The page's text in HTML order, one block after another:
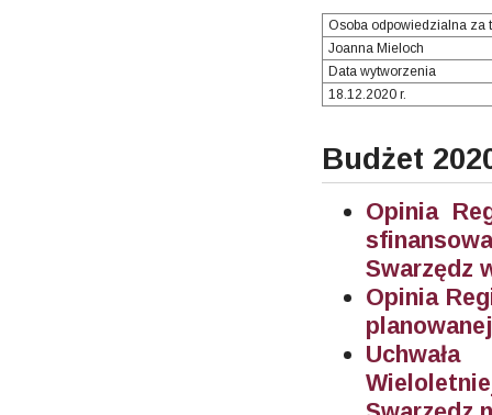
Osoba odpowiedzialna za
Joanna Mieloch
Data wytworzenia
18.12.2020 r.
Budżet
Opinia
Swarzędz
Opinia